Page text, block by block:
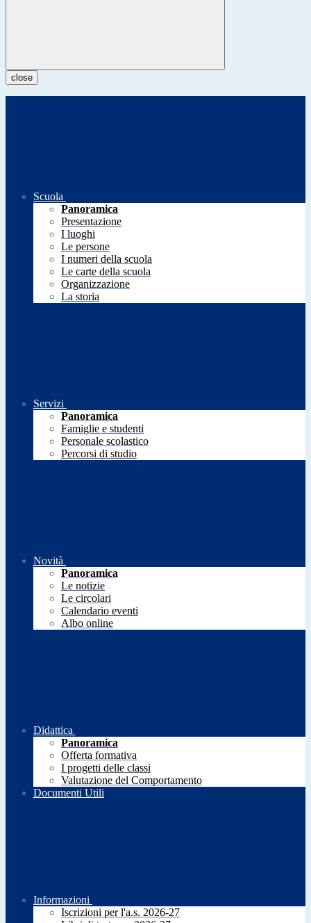
close
Scuola
Panoramica
Presentazione
I luoghi
Le persone
I numeri della scuola
Le carte della scuola
Organizzazione
La storia
Servizi
Panoramica
Famiglie e studenti
Personale scolastico
Percorsi di studio
Novità
Panoramica
Le notizie
Le circolari
Calendario eventi
Albo online
Didattica
Panoramica
Offerta formativa
I progetti delle classi
Valutazione del Comportamento
Documenti Utili
Informazioni
Iscrizioni per l'a.s. 2026-27